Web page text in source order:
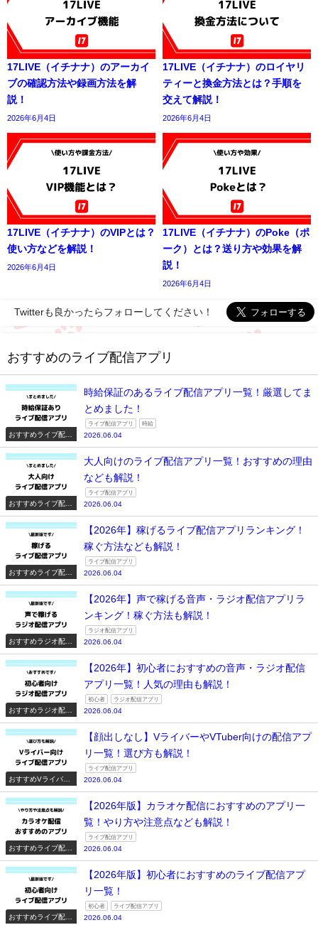
17LIVE（イチナナ）のアーカイ
ブの確認方法や録画方法を解
説！
2026年6月4日
17LIVE（イチナナ）のロイヤリ
ティーと換金方法とは？手順を
交えて解説！
2026年6月4日
17LIVE（イチナナ）のVIPとは？
使い方などを解説！
2026年6月4日
17LIVE（イチナナ）のPoke（ポ
ーク）とは？送り方や効果を解
説！
2026年6月4日
Twitterも良かったらフォローしてください！
おすすめのライブ配信アプリ
おすすめライブ配信
時給保証のあるライブ配信アプリ一覧！厳選してま
とめました！
ライブ配信アプリ 時給
2026.06.04
おすすめライブ配信
大人向けのライブ配信アプリ一覧！おすすめの理由
なども解説！
ライブ配信アプリ
2026.06.04
おすすめライブ配信
【2026年】稼げるライブ配信アプリランキング！
稼ぐ方法なども解説！
ライブ配信アプリ
2026.06.04
おすすめラジオ配信
【2026年】声で稼げる音声・ラジオ配信アプリラ
ンキング！稼ぐ方法も解説！
ラジオ配信アプリ
2026.06.04
おすすめラジオ配信
【2026年】初心者におすすめの音声・ラジオ配信
アプリ一覧！人気の理由も解説！
初心者 ラジオ配信アプリ
2026.06.04
おすすめVライバー
【顔出しなし】VライバーやVTuber向けの配信アプ
リ一覧！選び方も解説！
ライブ配信アプリ
2026.06.04
おすすめライブ配信
【2026年版】カラオケ配信におすすめのアプリ一
覧！やり方や注意点なども解説！
ライブ配信アプリ
2026.06.04
おすすめライブ配信
【2026年版】初心者におすすめのライブ配信アプ
リ一覧！
初心者 ライブ配信アプリ
2026.06.04